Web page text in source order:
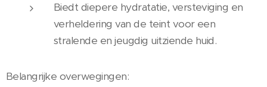
Biedt diepere hydratatie, versteviging en
verheldering van de teint voor een
stralende en jeugdig uitziende huid.
Belangrijke overwegingen: